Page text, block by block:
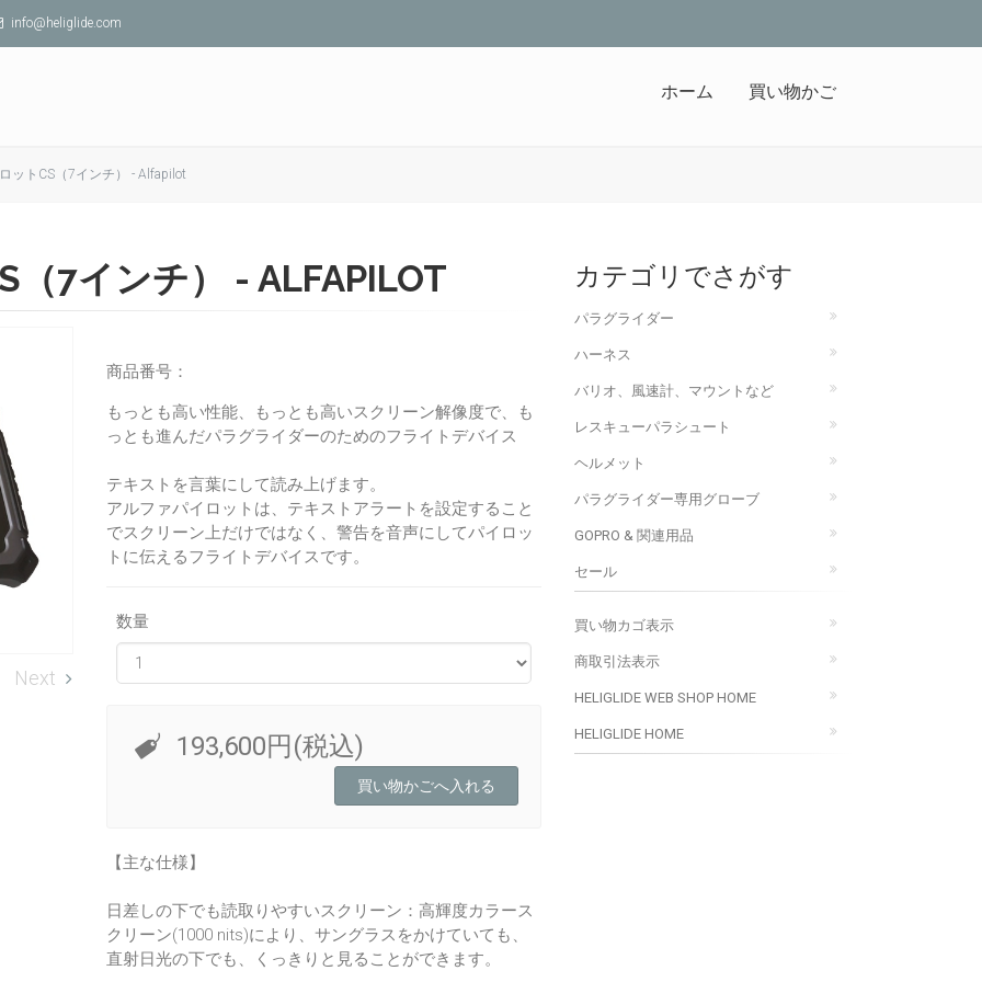
info@heliglide.com
ホーム 買い物かご
ットCS（7インチ） - Alfapilot
7インチ） - ALFAPILOT
Next
商品番号：
もっとも高い性能、もっとも高いスクリーン解像度で、も
っとも進んだパラグライダーのためのフライトデバイス
テキストを言葉にして読み上げます。
アルファパイロットは、テキストアラートを設定すること
でスクリーン上だけではなく、警告を音声にしてパイロッ
トに伝えるフライトデバイスです。
数量
193,600円(税込)
【主な仕様】
日差しの下でも読取りやすいスクリーン：高輝度カラース
クリーン(1000 nits)により、サングラスをかけていても、
直射日光の下でも、くっきりと見ることができます。
カテゴリでさがす
パラグライダー
ハーネス
バリオ、風速計、マウントなど
レスキューパラシュート
ヘルメット
パラグライダー専用グローブ
GOPRO & 関連用品
セール
買い物カゴ表示
商取引法表示
HELIGLIDE WEB SHOP HOME
HELIGLIDE HOME